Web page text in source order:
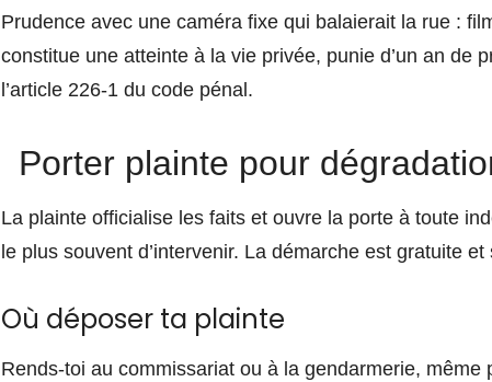
Prudence avec une caméra fixe qui balaierait la rue :
constitue une atteinte à la vie privée, punie d’un an de
l’article 226-1 du code pénal.
Porter plainte pour
La plainte officialise les faits et ouvre la porte à toute
le plus souvent d’intervenir. La démarche est gratuite
Où déposer ta plainte
Rends-toi au commissariat ou à la gendarmerie,